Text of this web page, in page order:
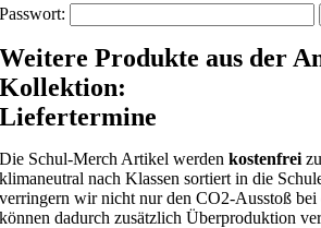
Passwort:
Weitere Produkte aus der
Kollektion:
Liefertermine
Die Schul-Merch Artikel werdenkostenfrei
klimaneutral nach Klassen sortiert in die
verringern wir nicht nur den CO2-Ausstoß bei
können dadurch zusätzlich Überproduktion